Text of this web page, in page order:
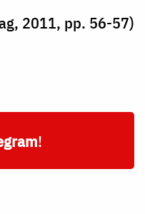
2011, pp. 56-57)
!